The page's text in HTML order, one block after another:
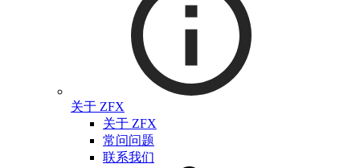
关于 ZFX
关于 ZFX
常问问题
联系我们